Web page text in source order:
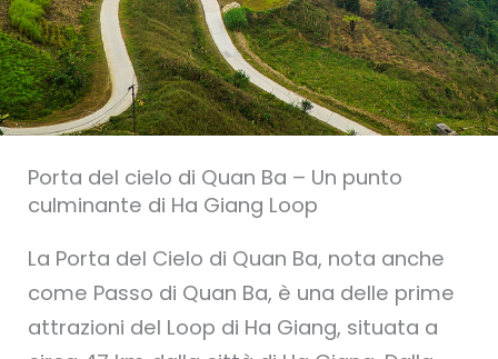
Porta del cielo di Quan Ba – Un punto
culminante di Ha Giang Loop
La Porta del Cielo di Quan Ba, nota anche
come Passo di Quan Ba, è una delle prime
attrazioni del Loop di Ha Giang, situata a